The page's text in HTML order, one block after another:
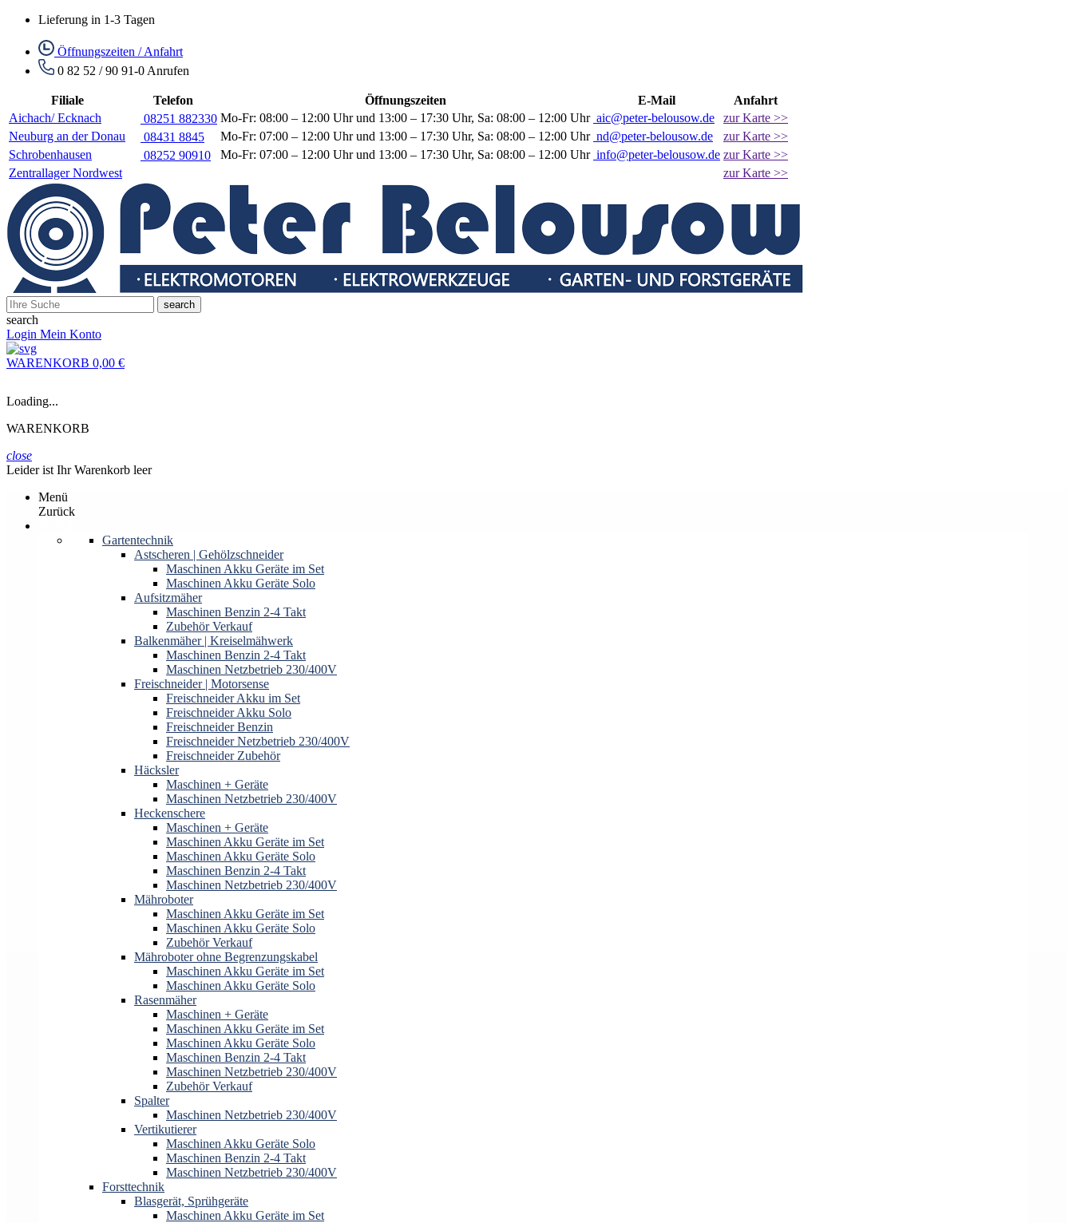
Lieferung in 1-3 Tagen
Öffnungszeiten / Anfahrt
0 82 52 / 90 91-0 Anrufen
Filiale Telefon Öffnungszeiten E-Mail
Anfahrt
Aichach/ Ecknach
08251 882330 Mo-Fr: 08:00 – 12:00 Uhr und 13:00 – 17:30 Uhr, Sa: 08:00 – 12:00 Uhr aic@peter-belousow.de
zur Karte >>
Neuburg an der Donau
08431 8845 Mo-Fr: 07:00 – 12:00 Uhr und 13:00 – 17:30 Uhr, Sa: 08:00 – 12:00 Uhr nd@peter-belousow.de
zur Karte >>
Schrobenhausen
08252 90910 Mo-Fr: 07:00 – 12:00 Uhr und 13:00 – 17:30 Uhr, Sa: 08:00 – 12:00 Uhr info@peter-belousow.de zur Karte >>
Zentrallager Nordwest
zur Karte >>
search
search
Login Mein Konto
WARENKORB 0,00 €
Loading...
WARENKORB
close
Leider ist Ihr Warenkorb leer
Menü
Zurück
Gartentechnik
Astscheren | Gehölzschneider
Maschinen Akku Geräte im Set
Maschinen Akku Geräte Solo
Aufsitzmäher
Maschinen Benzin 2-4 Takt
Zubehör Verkauf
Balkenmäher | Kreiselmähwerk
Maschinen Benzin 2-4 Takt
Maschinen Netzbetrieb 230/400V
Freischneider | Motorsense
Freischneider Akku im Set
Freischneider Akku Solo
Freischneider Benzin
Freischneider Netzbetrieb 230/400V
Freischneider Zubehör
Häcksler
Maschinen + Geräte
Maschinen Netzbetrieb 230/400V
Heckenschere
Maschinen + Geräte
Maschinen Akku Geräte im Set
Maschinen Akku Geräte Solo
Maschinen Benzin 2-4 Takt
Maschinen Netzbetrieb 230/400V
Mähroboter
Maschinen Akku Geräte im Set
Maschinen Akku Geräte Solo
Zubehör Verkauf
Mähroboter ohne Begrenzungskabel
Maschinen Akku Geräte im Set
Maschinen Akku Geräte Solo
Rasenmäher
Maschinen + Geräte
Maschinen Akku Geräte im Set
Maschinen Akku Geräte Solo
Maschinen Benzin 2-4 Takt
Maschinen Netzbetrieb 230/400V
Zubehör Verkauf
Spalter
Maschinen Netzbetrieb 230/400V
Vertikutierer
Maschinen Akku Geräte Solo
Maschinen Benzin 2-4 Takt
Maschinen Netzbetrieb 230/400V
Forsttechnik
Blasgerät, Sprühgeräte
Maschinen Akku Geräte im Set